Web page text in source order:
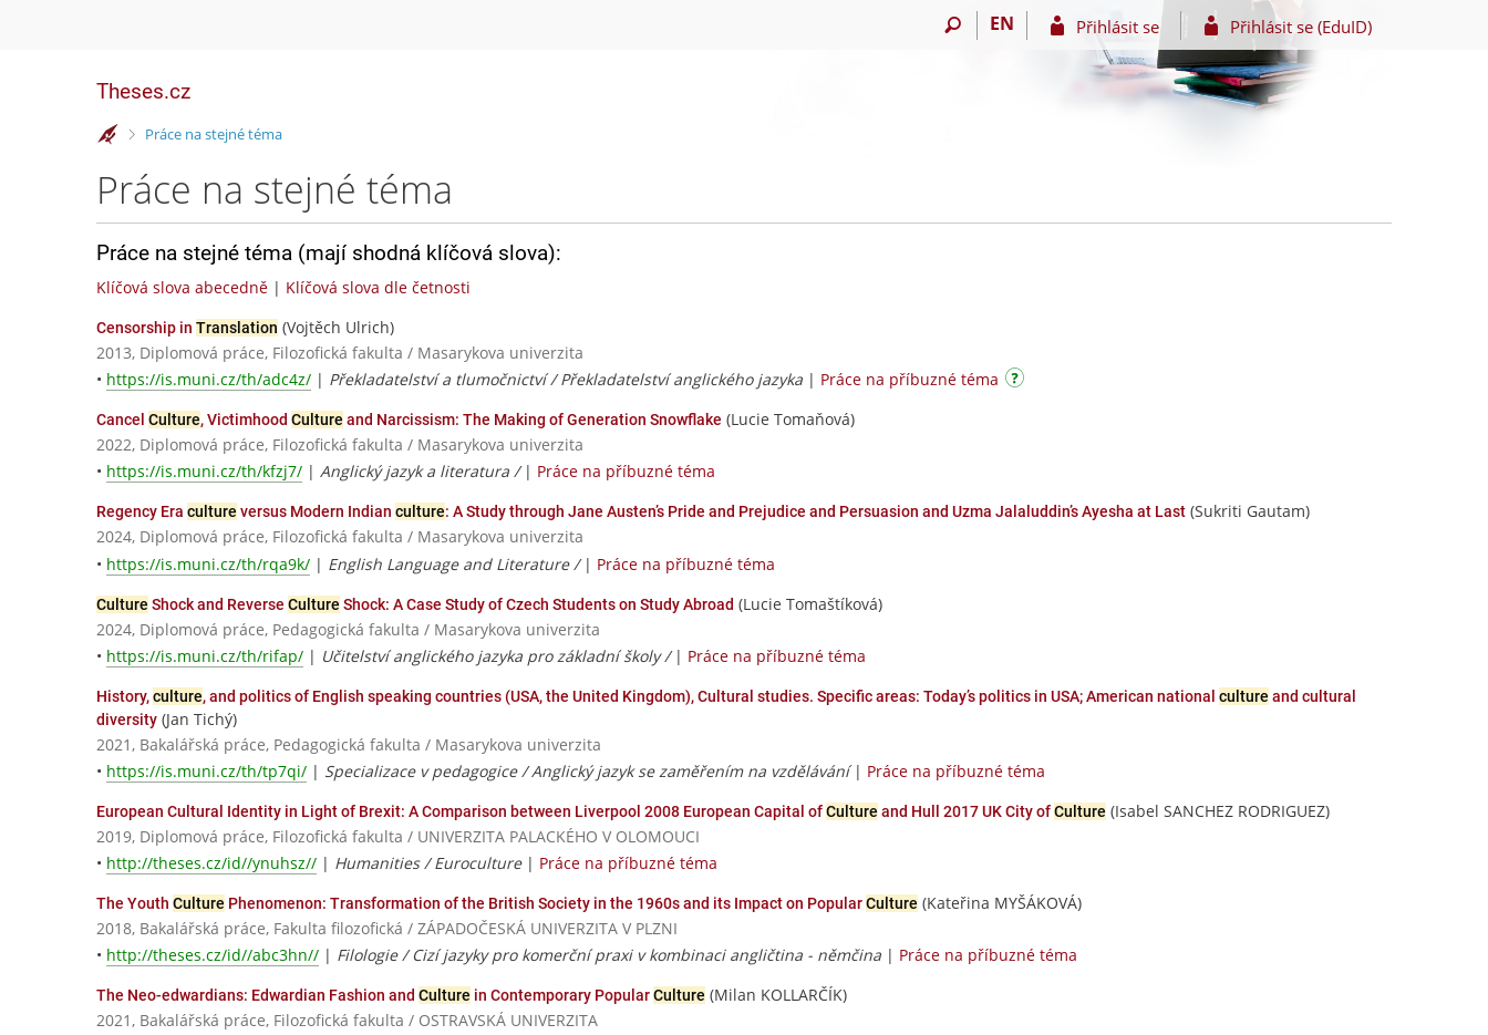
EN Přihlásit se Přihlásit se (EduID)
Theses.cz
>Práce na stejné téma
Práce na stejné téma
Práce na stejné téma (mají shodná klíčová slova):
Klíčová slova abecedně | Klíčová slova dle četnosti
Censorship in Translation (Vojtěch Ulrich)
2013, Diplomová práce, Filozofická fakulta / Masarykova univerzita
• https://is.muni.cz/th/adc4z/ | Překladatelství a tlumočnictví / Překladatelství anglického jazyka | Práce na příbuzné téma
Cancel Culture, Victimhood Culture and Narcissism: The Making of Generation Snowflake (Lucie Tomaňová)
2022, Diplomová práce, Filozofická fakulta / Masarykova univerzita
• https://is.muni.cz/th/kfzj7/ | Anglický jazyk a literatura / | Práce na příbuzné téma
Regency Era culture versus Modern Indian culture: A Study through Jane Austen’s Pride and Prejudice and Persuasion and Uzma Jalaluddin’s Ayesha at Last (Sukriti Gautam)
2024, Diplomová práce, Filozofická fakulta / Masarykova univerzita
• https://is.muni.cz/th/rqa9k/ | English Language and Literature / | Práce na příbuzné téma
Culture Shock and Reverse Culture Shock: A Case Study of Czech Students on Study Abroad (Lucie Tomaštíková)
2024, Diplomová práce, Pedagogická fakulta / Masarykova univerzita
• https://is.muni.cz/th/rifap/ | Učitelství anglického jazyka pro základní školy / | Práce na příbuzné téma
History,culture, and politics of English speaking countries (USA, the United Kingdom), Cultural studies. Specific areas: Today’s politics in USA; American national culture and cultural
diversity (Jan Tichý)
2021, Bakalářská práce, Pedagogická fakulta / Masarykova univerzita
• https://is.muni.cz/th/tp7qi/ | Specializace v pedagogice / Anglický jazyk se zaměřením na vzdělávání| Práce na příbuzné téma
European Cultural Identity in Light of Brexit: A Comparison between Liverpool 2008 European Capital ofCulture and Hull 2017 UK City ofCulture (Isabel SANCHEZ RODRIGUEZ)
2019, Diplomová práce, Filozofická fakulta / UNIVERZITA PALACKÉHO V OLOMOUCI
• http://theses.cz/id//ynuhsz// | Humanities / Euroculture| Práce na příbuzné téma
The Youth Culture Phenomenon: Transformation of the British Society in the 1960s and its Impact on PopularCulture (Kateřina MYŠÁKOVÁ)
2018, Bakalářská práce, Fakulta filozofická / ZÁPADOČESKÁ UNIVERZITA V PLZNI
• http://theses.cz/id//abc3hn// | Filologie / Cizí jazyky pro komerční praxi v kombinaci angličtina - němčina | Práce na příbuzné téma
The Neo-edwardians: Edwardian Fashion and Culture in Contemporary PopularCulture (Milan KOLLARČÍK)
2021, Bakalářská práce, Filozofická fakulta / OSTRAVSKÁ UNIVERZITA